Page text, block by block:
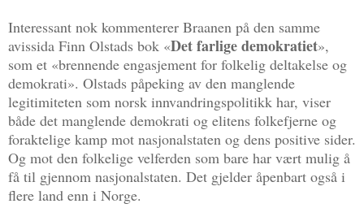
Interessant nok kommenterer Braanen på den samme
avissida Finn Olstads bok «Det farlige demokratiet»,
som et «brennende engasjement for folkelig deltakelse og
demokrati». Olstads påpeking av den manglende
legitimiteten som norsk innvandringspolitikk har, viser
både det manglende demokrati og elitens folkefjerne og
foraktelige kamp mot nasjonalstaten og dens positive sider.
Og mot den folkelige velferden som bare har vært mulig å
få til gjennom nasjonalstaten. Det gjelder åpenbart også i
flere land enn i Norge.